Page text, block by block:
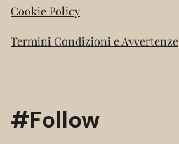
Cookie Policy
Termini Condizioni e Avvertenze
#Follow